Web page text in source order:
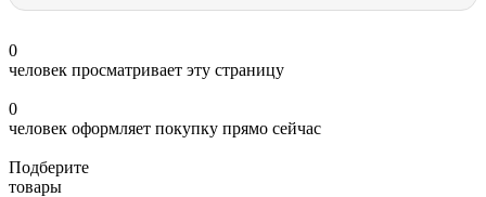
0
человек просматривает эту страницу
0
человек оформляет покупку прямо сейчас
Подберите
товары